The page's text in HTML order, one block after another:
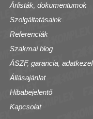
Árlisták, dokumentumok
Szolgáltatásaink
Referenciák
Szakmai blog
ÁSZF, garancia,
Állásajánlat
Hibabejelentő
Kapcsolat